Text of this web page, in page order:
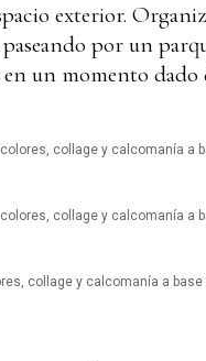
exterior.
por un
un momento
collage y calcomanía a
collage y calcomanía a
collage y calcomanía a base